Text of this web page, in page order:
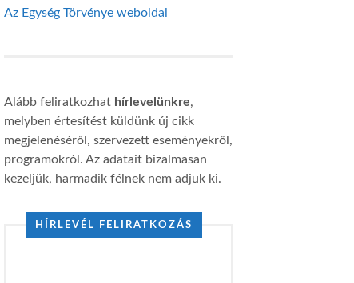
Az Egység Törvénye weboldal
Alább feliratkozhat hírlevelünkre,
melyben értesítést küldünk új cikk
megjelenéséről, szervezett eseményekről,
programokról. Az adatait bizalmasan
kezeljük, harmadik félnek nem adjuk ki.
HÍRLEVÉL FELIRATKOZÁS